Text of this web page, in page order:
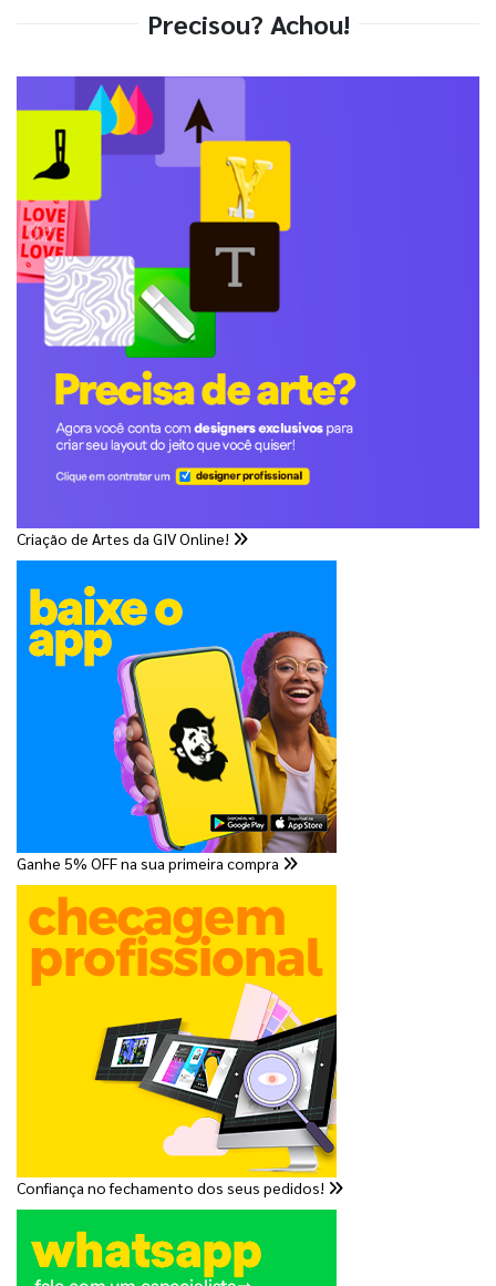
Precisou? Achou!
Criação de Artes da GIV Online!
Ganhe 5% OFF na sua primeira compra
Confiança no fechamento dos seus pedidos!